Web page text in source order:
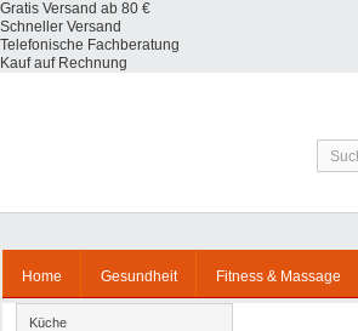
Gratis Versand ab 80 €
Schneller Versand
Telefonische Fachberatung
Kauf auf Rechnung
Home Gesundheit Fitness & Massage
Küche